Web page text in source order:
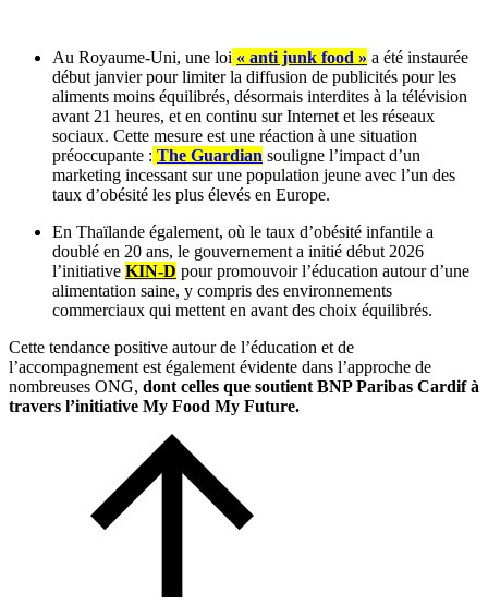
Au Royaume-Uni, une loi « anti junk food » a été instaurée
début janvier pour limiter la diffusion de publicités pour les
aliments moins équilibrés, désormais interdites à la télévision
avant 21 heures, et en continu sur Internet et les réseaux
sociaux. Cette mesure est une réaction à une situation
préoccupante : The Guardian souligne l’impact d’un
marketing incessant sur une population jeune avec l’un des
taux d’obésité les plus élevés en Europe.
En Thaïlande également, où le taux d’obésité infantile a
doublé en 20 ans, le gouvernement a initié début 2026
l’initiative KIN-D pour promouvoir l’éducation autour d’une
alimentation saine, y compris des environnements
commerciaux qui mettent en avant des choix équilibrés.
Cette tendance positive autour de l’éducation et de
l’accompagnement est également évidente dans l’approche de
nombreuses ONG, dont celles que soutient BNP Paribas Cardif à
travers l’initiative My Food My Future.